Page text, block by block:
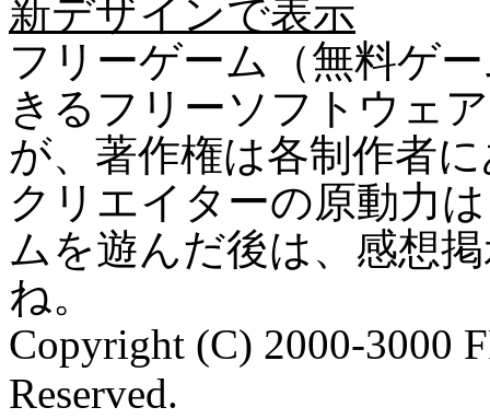
新デザインで表示
フリーゲーム（無料ゲ
きるフリーソフトウェ
が、著作権は各制作者
クリエイターの原動力
ムを遊んだ後は、感想
ね。
Copyright (C) 2000-3000
Reserved.